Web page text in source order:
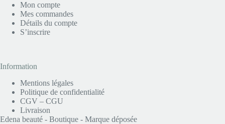
Mon compte
Mes commandes
Détails du compte
S’inscrire
Information
Mentions légales
Politique de confidentialité
CGV – CGU
Livraison
Edena beauté - Boutique - Marque déposée